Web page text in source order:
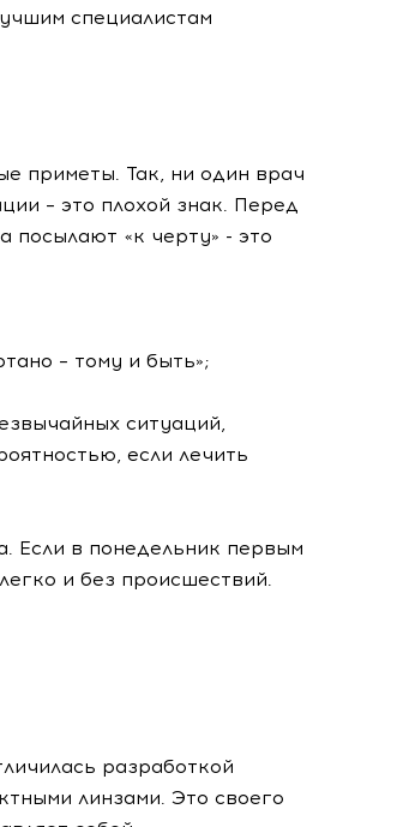
специалистам
приметы. Так, ни один врач
– это плохой знак. Перед
посылают «к черту» - это
– тому и быть»;
ситуаций,
если лечить
Если в понедельник первым
и без происшествий.
разработкой
линзами. Это своего